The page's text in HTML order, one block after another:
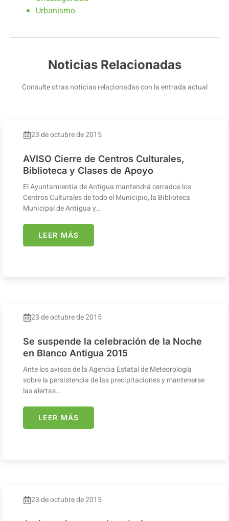
Urbanismo
Noticias Relacionadas
Consulte otras noticias relacionadas con la entrada actual
23 de octubre de 2015
AVISO Cierre de Centros Culturales,
Biblioteca y Clases de Apoyo
El Ayuntamientia de Antigua mantendrá cerrados los
Centros Culturales de todo el Municipio, la Biblioteca
Municipal de Antigua y…
LEER MÁS
23 de octubre de 2015
Se suspende la celebración de la Noche
en Blanco Antigua 2015
Ante los avisos de la Agencia Estatal de Meteorología
sobre la persistencia de las precipitaciones y mantenerse
las alertas…
LEER MÁS
23 de octubre de 2015